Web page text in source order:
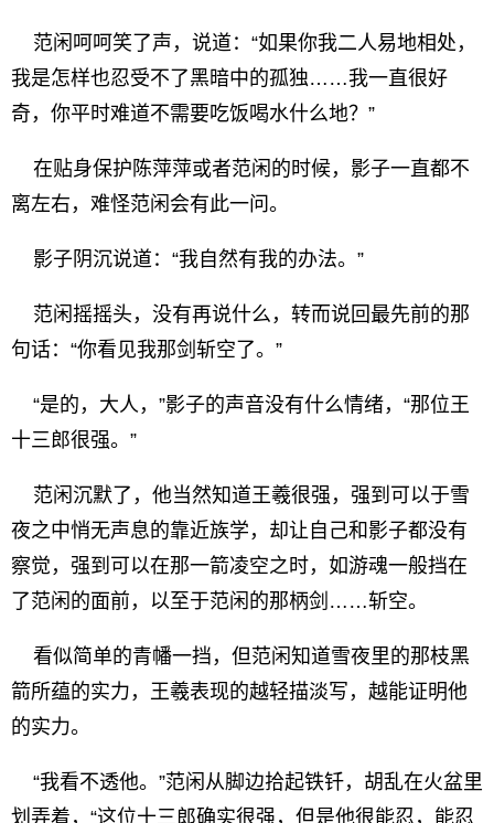
范闲呵呵笑了声，说道：“如果你我二人易地相处，
我是怎样也忍受不了黑暗中的孤独……我一直很好
奇，你平时难道不需要吃饭喝水什么地？”
在贴身保护陈萍萍或者范闲的时候，影子一直都不
离左右，难怪范闲会有此一问。
影子阴沉说道：“我自然有我的办法。”
范闲摇摇头，没有再说什么，转而说回最先前的那
句话：“你看见我那剑斩空了。”
“是的，大人，”影子的声音没有什么情绪，“那位王
十三郎很强。”
范闲沉默了，他当然知道王羲很强，强到可以于雪
夜之中悄无声息的靠近族学，却让自己和影子都没有
察觉，强到可以在那一箭凌空之时，如游魂一般挡在
了范闲的面前，以至于范闲的那柄剑……斩空。
看似简单的青幡一挡，但范闲知道雪夜里的那枝黑
箭所蕴的实力，王羲表现的越轻描淡写，越能证明他
的实力。
“我看不透他。”范闲从脚边拾起铁钎，胡乱在火盆里
划弄着，“这位十三郎确实很强，但是他很能忍，能忍